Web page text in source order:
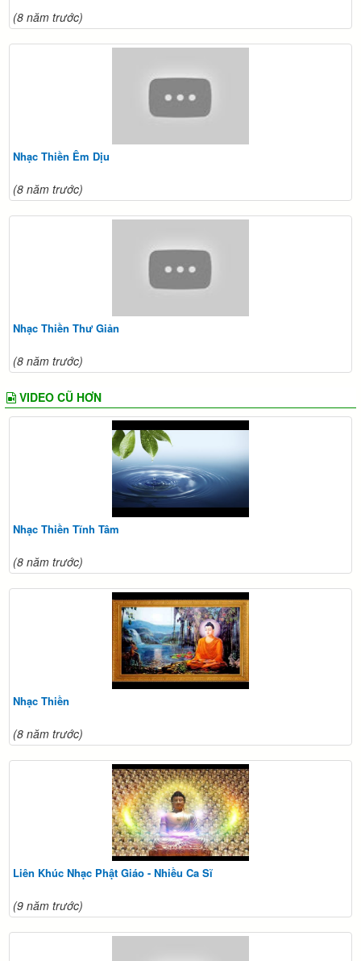
(8 năm trước)
Nhạc Thiền Êm Dịu
(8 năm trước)
Nhạc Thiền Thư Giản
(8 năm trước)
VIDEO CŨ HƠN
Nhạc Thiền Tĩnh Tâm
(8 năm trước)
Nhạc Thiền
(8 năm trước)
Liên Khúc Nhạc Phật Giáo - Nhiều Ca Sĩ
(9 năm trước)